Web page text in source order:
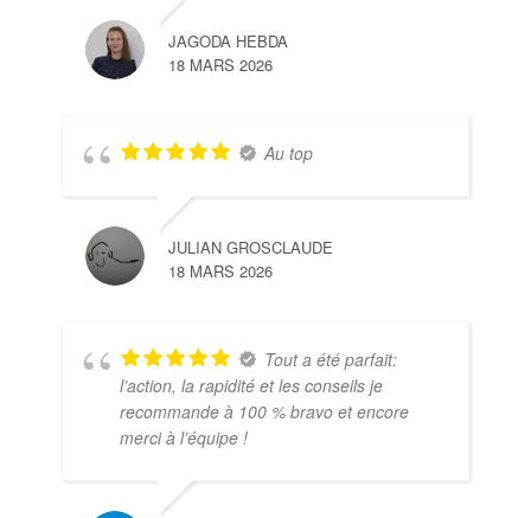
JAGODA HEBDA
18 MARS 2026
Au top
JULIAN GROSCLAUDE
18 MARS 2026
Tout a été parfait:
l’action, la rapidité et les conseils je
recommande à 100 % bravo et encore
merci à l’équipe !